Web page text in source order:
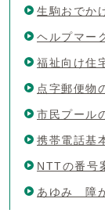
生駒おでか
ヘルプマー
福祉向け住
点字郵便物
市民プール
携帯電話基
NTTの番号
あゆみ 障